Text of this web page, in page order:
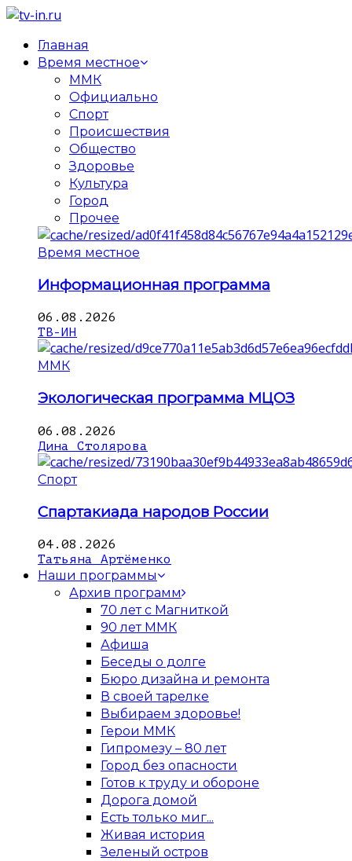
Главная
Время местное
ММК
Официально
Спорт
Происшествия
Общество
Здоровье
Культура
Город
Прочее
Время местное
Информационная программа
06.08.2026
ТВ-ИН
ММК
Экологическая программа МЦОЗ
06.08.2026
Дина Столярова
Спорт
Спартакиада народов России
04.08.2026
Татьяна Артёменко
Наши программы
Архив программ
70 лет с Магниткой
90 лет ММК
Афиша
Беседы о долге
Бюро дизайна и ремонта
В своей тарелке
Выбираем здоровье!
Герои ММК
Гипромезу – 80 лет
Город без опасности
Готов к труду и обороне
Дорога домой
Есть только миг...
Живая история
Зеленый остров